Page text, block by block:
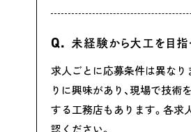
未経験から大工を目指
求人ごとに応募条件は異なり
りに興味があり、現場で技術
する工務店もあります。各求